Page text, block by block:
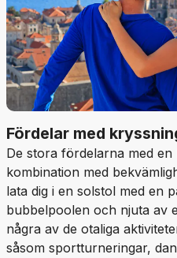
Fördelar med
De stora fördelarna med
kombination med
lata dig i en solstol med en
bubbelpoolen och njuta av
några av de otaliga
såsom sportturneringar,